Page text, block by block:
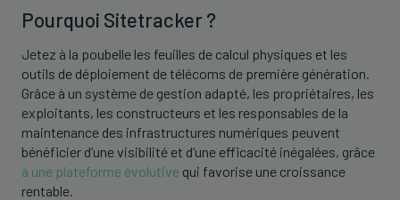
Pourquoi Sitetracker ?
Jetez à la poubelle les feuilles de calcul physiques et les
outils de déploiement de télécoms de première génération.
Grâce à un système de gestion adapté, les propriétaires, les
exploitants, les constructeurs et les responsables de la
maintenance des infrastructures numériques peuvent
bénéficier d’une visibilité et d’une efficacité inégalées, grâce
à une plateforme évolutive qui favorise une croissance
rentable.